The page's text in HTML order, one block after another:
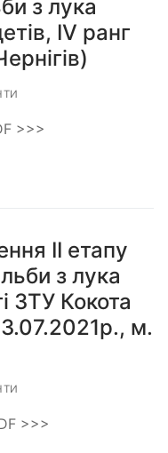
з лука
ІV ранг
>>>
ІІ етапу
з лука
ЗТУ Кокота
м.
>>>